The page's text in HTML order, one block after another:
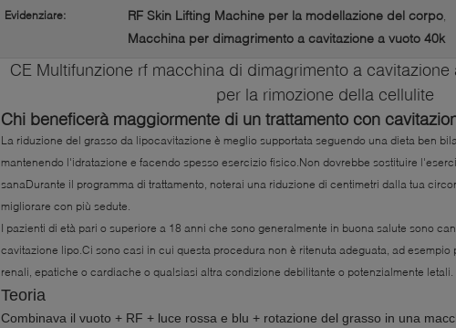
Evidenziare: RF Skin Lifting Machine per la modellazione del corpo,
Macchina per dimagrimento a cavitazione a vuoto 40k
CE Multifunzione rf macchina di dimagrimento a
per la rimozione della cellulite
Chi beneficerà maggiormente di un trattamento con
La riduzione del grasso da lipocavitazione è meglio supportata seguendo una dieta ben
mantenendo l'idratazione e facendo spesso esercizio fisico.Non dovrebbe sostituire
sanaDurante il programma di trattamento, noterai una riduzione di centimetri dalla tua
migliorare con più sedute.
I pazienti di età pari o superiore a 18 anni che sono generalmente in buona salute sono
cavitazione lipo.Ci sono casi in cui questa procedura non è ritenuta adeguata, ad esempio
renali, epatiche o cardiache o qualsiasi altra condizione debilitante o potenzialmente letali.
Teoria
Combinava il vuoto + RF + luce rossa e blu + rotazione del grasso in una